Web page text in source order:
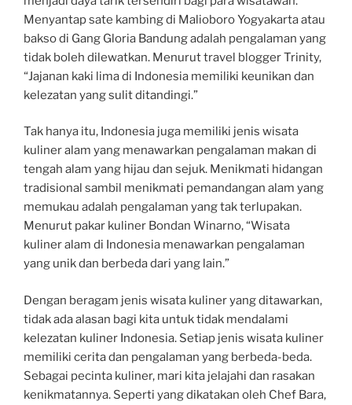
Menyantap sate kambing di Malioboro Yogyakarta atau
bakso di Gang Gloria Bandung adalah pengalaman yang
tidak boleh dilewatkan. Menurut travel blogger Trinity,
“Jajanan kaki lima di Indonesia memiliki keunikan dan
kelezatan yang sulit ditandingi.”
Tak hanya itu, Indonesia juga memiliki jenis wisata
kuliner alam yang menawarkan pengalaman makan di
tengah alam yang hijau dan sejuk. Menikmati hidangan
tradisional sambil menikmati pemandangan alam yang
memukau adalah pengalaman yang tak terlupakan.
Menurut pakar kuliner Bondan Winarno, “Wisata
kuliner alam di Indonesia menawarkan pengalaman
yang unik dan berbeda dari yang lain.”
Dengan beragam jenis wisata kuliner yang ditawarkan,
tidak ada alasan bagi kita untuk tidak mendalami
kelezatan kuliner Indonesia. Setiap jenis wisata kuliner
memiliki cerita dan pengalaman yang berbeda-beda.
Sebagai pecinta kuliner, mari kita jelajahi dan rasakan
kenikmatannya. Seperti yang dikatakan oleh Chef Bara,